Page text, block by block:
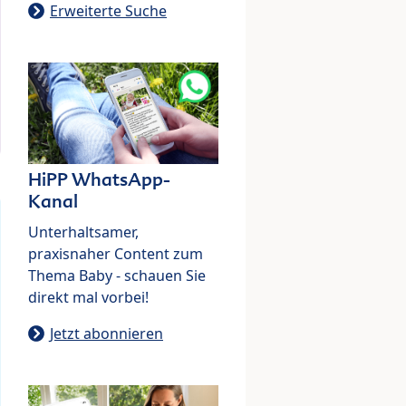
Erweiterte Suche
HiPP WhatsApp-
Kanal
Unterhaltsamer,
praxisnaher Content zum
Thema Baby - schauen Sie
direkt mal vorbei!
Jetzt abonnieren